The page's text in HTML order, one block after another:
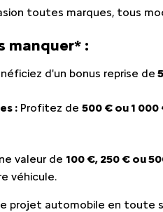
ET
SERVICES
toutes marques, tous
manquer* :
d'un bonus reprise de
: Profitez de 500 € ou 1 000
valeur de 100 €, 250 € ou
véhicule.
projet automobile en toute